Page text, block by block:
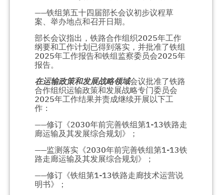
——铁组第五十四届部长会议初步议程草
案、举办地点和召开日期。
部长会议指出，铁路合作组织2025年工作
纲要和工作计划已得到落实，并批准了铁组
2025年工作报告和铁组监察委员会2025年
报告。
在运输政策和发展战略领域会议批准了铁路
合作组织运输政策和发展战略专门委员会
2025年工作结果并责成继续开展以下工
作：
——修订《2030年前完善铁组第1-13铁路走
廊运输及其发展综合规划》；
——监测落实《2030年前完善铁组第1-13铁
路走廊运输及其发展综合规划》；
——修订《铁组第1-13铁路走廊技术运营说
明书》；